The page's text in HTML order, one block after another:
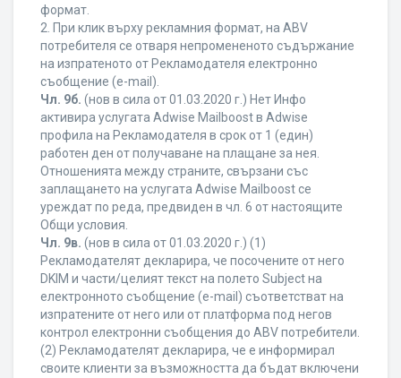
формат.
2. При клик върху рекламния формат, на ABV
потребителя се отваря непромененото съдържание
на изпратеното от Рекламодателя електронно
съобщение (e-mail).
Чл. 9б. (нов в сила от 01.03.2020 г.) Нет Инфо
активира услугата Adwise Mailboost в Adwise
профила на Рекламодателя в срок от 1 (един)
работен ден от получаване на плащане за нея.
Отношенията между страните, свързани със
заплащането на услугата Adwise Mailboost се
уреждат по реда, предвиден в чл. 6 от настоящите
Общи условия.
Чл. 9в. (нов в сила от 01.03.2020 г.) (1)
Рекламодателят декларира, че посочените от него
DKIM и части/целият текст на полето Subject на
електронното съобщение (e-mail) съответстват на
изпратените от него или от платформа под негов
контрол електронни съобщения до ABV потребители.
(2) Рекламодателят декларира, че е информирал
своите клиенти за възможността да бъдат включени